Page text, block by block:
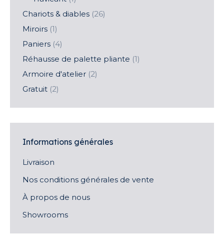
Chariots & diables (26)
Miroirs (1)
Paniers (4)
Réhausse de palette pliante (1)
Armoire d'atelier (2)
Gratuit (2)
Informations générales
Livraison
Nos conditions générales de vente
À propos de nous
Showrooms